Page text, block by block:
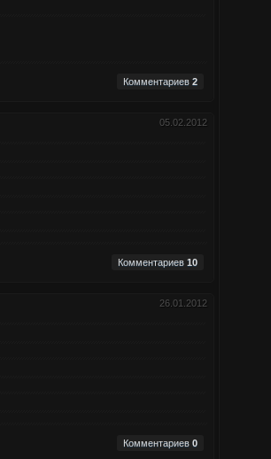
Комментариев 2
05.02.2012
Комментариев 10
26.01.2012
Комментариев 0